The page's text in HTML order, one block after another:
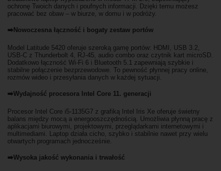
ochronę Twoich danych i poufnych informacji. Dzięki temu możesz
pracować bez obaw – w biurze, w domu i w podróży.
➡️Nowoczesna łączność i bogaty zestaw portów
Model Latitude 5420 oferuje szeroką gamę portów: HDMI, USB 3.2,
USB-C z Thunderbolt 4, RJ-45, audio combo oraz czytnik kart microSD.
Dodatkowo łączność Wi-Fi 6 i Bluetooth 5.1 zapewniają szybkie i
stabilne połączenie bezprzewodowe. To pewność płynnej pracy online,
rozmów wideo i przesyłania danych w każdej sytuacji.
➡️Wydajność procesora Intel Core 11. generacji
Procesor Intel Core i5-1135G7 z grafiką Intel Iris Xe oferuje świetny
balans między mocą a energooszczędnością. Umożliwia płynną pracę z
aplikacjami biurowymi, projektowymi, przeglądarkami internetowymi i
multimediami. Laptop działa cicho, szybko i stabilnie nawet przy wielu
otwartych programach jednocześnie.
➡️Wysoka jakość wykonania i trwałość